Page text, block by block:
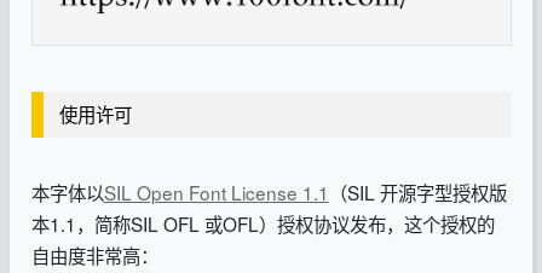
使用许可
本字体以SIL Open Font License 1.1 （SIL 开源字型授权版
本1.1，简称SIL OFL 或OFL）授权协议发布，这个授权的
自由度非常高：